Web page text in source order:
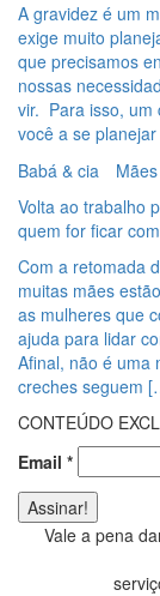
A gravidez é um
exige muito
que precisamos
nossas
vir. Para isso, um
você a se
Babá & cia
Volta ao trabalho
quem for ficar
Com a retomada
muitas mães
as mulheres que
ajuda para lidar
Afinal, não é uma
creches seguem
CONTEÚDO
Email *
Vale a pena